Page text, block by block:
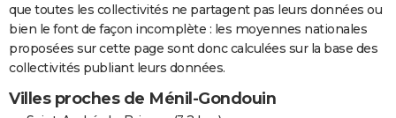
que toutes les collectivités ne partagent pas leurs données ou
bien le font de façon incomplète : les moyennes nationales
proposées sur cette page sont donc calculées sur la base des
collectivités publiant leurs données.
Villes proches de Ménil-Gondouin